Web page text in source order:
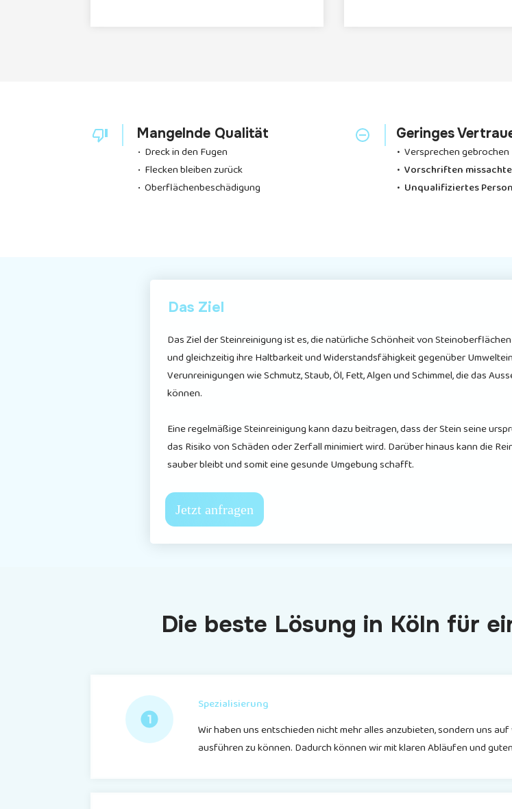
Mangelnde Qualität
• Dreck in den Fugen
• Flecken bleiben zurück
• Oberflächenbeschädigung
Geringes
•Versprechen gebrochen
• Vorschriften
• Unqualifiziertes
Das Ziel
Das Ziel der Steinreinigung ist es, die natürliche Schönheit von
und gleichzeitig ihre Haltbarkeit und Widerstandsfähigkeit gegenüber
Verunreinigungen wie Schmutz, Staub, Öl, Fett, Algen und Schimmel, die das
können.
Eine regelmäßige Steinreinigung kann dazu beitragen, dass der Stein seine
das Risiko von Schäden oder Zerfall minimiert wird. Darüber hinaus kann die
sauber bleibt und somit eine gesunde Umgebung schafft.
Jetzt anfragen
Die beste Lösung in Köln für
Spezialisierung
Wir haben uns entschieden nicht mehr alles anzubieten, sondern uns
ausführen zu können. Dadurch können wir mit klaren Abläufen und